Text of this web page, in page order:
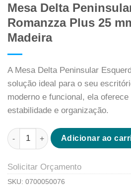
Mesa Delta
Romanzza Plus 25
Madeira
A Mesa Delta Peninsular
solução ideal para o seu
moderno e funcional, ela oferece
estabilidade e organização.
Adicionar ao
Solicitar Orçamento
SKU: 0700050076